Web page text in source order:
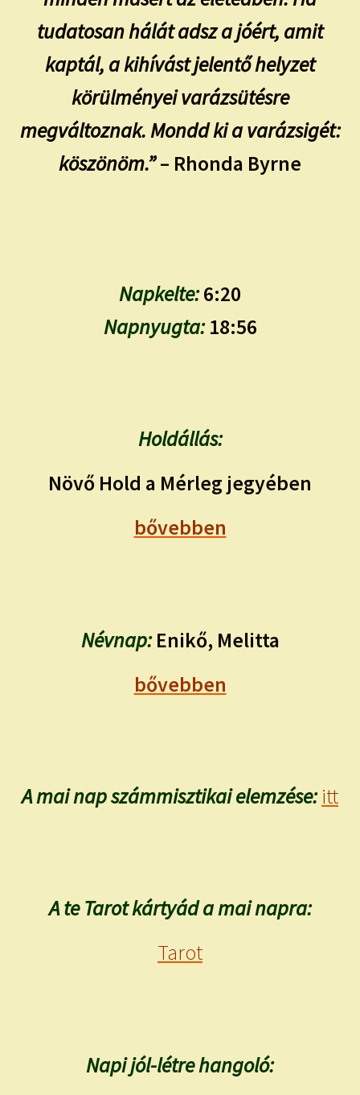
tudatosan hálát adsz a jóért, amit
kaptál, a kihívást jelentő helyzet
körülményei varázsütésre
megváltoznak. Mondd ki a varázsigét:
köszönöm.”– Rhonda Byrne
Napkelte:6:20
Napnyugta:18:56
Holdállás:
Növő Hold a Mérleg jegyében
bővebben
Névnap:Enikő, Melitta
bővebben
A mai nap számmisztikai elemzése: itt
A te Tarot kártyád a mai napra:
Tarot
Napi jól-létre hangoló: